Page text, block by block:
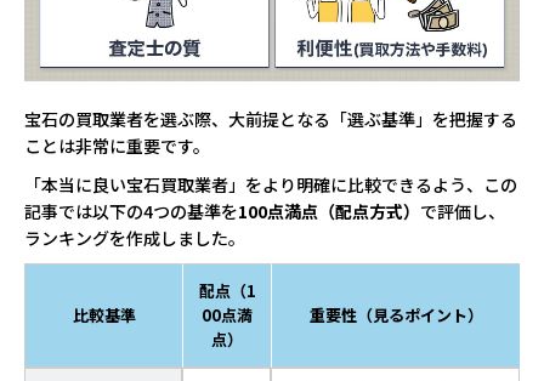
宝石の買取業者を選ぶ際、大前提となる「選ぶ基準」を把握する
ことは非常に重要です。
「本当に良い宝石買取業者」をより明確に比較できるよう、この
記事では以下の4つの基準を100点満点（配点方式） で評価し、
ランキングを作成しました。
比較基準
配点（1
00点満
点）
重要性（見るポイント）